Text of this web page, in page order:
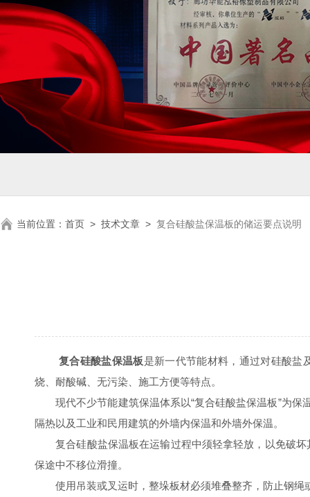
当前位置： 首页 > 技术文章 > 复合硅酸盐保温板的储运要点说明
复合硅酸盐保温板是新一代节能材料，通过对硅酸盐
烧、耐酸碱、无污染、施工方便等特点。
现代不少节能建筑保温体系以“复合硅酸盐保温板”为保
隔热以及工业和民用建筑的外墙内保温和外墙外保温。
复合硅酸盐保温板在运输过程中须轻拿轻放，以免破坏
保途中不移位滑撞。
使用吊装或叉运时，整垛板材必须堆叠整齐，防止钢绳